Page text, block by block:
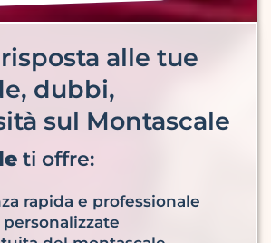
alle tue
dubbi,
sul Montascale
ti offre:
rapida e professionale